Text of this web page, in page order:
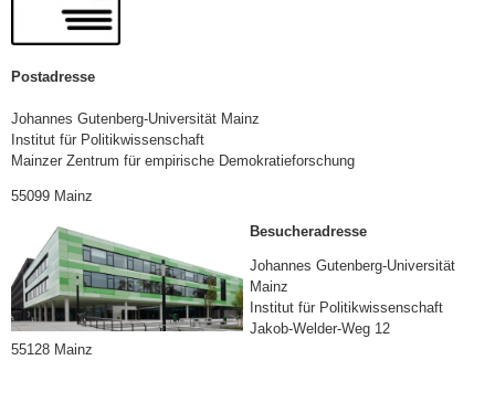
Postadresse
Johannes Gutenberg-Universität Mainz
Institut für Politikwissenschaft
Mainzer Zentrum für empirische Demokratieforschung
55099 Mainz
Besucheradresse
Johannes Gutenberg-Universität
Mainz
Institut für Politikwissenschaft
Jakob-Welder-Weg 12
55128 Mainz